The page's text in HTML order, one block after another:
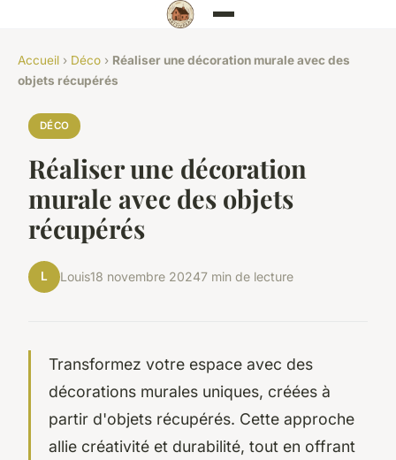
Accueil › Déco › Réaliser une décoration murale avec des
objets récupérés
DÉCO
Réaliser une décoration
murale avec des objets
récupérés
L Louis18 novembre 20247 min de lecture
Transformez votre espace avec des
décorations murales uniques, créées à
partir d'objets récupérés. Cette approche
allie créativité et durabilité, tout en offrant